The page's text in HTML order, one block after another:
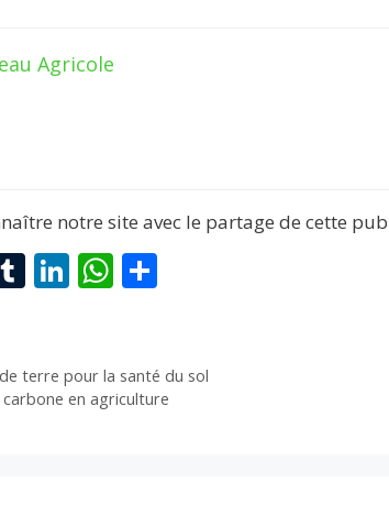
Agricole
notre site avec le partage de cette
T
u
bl
r
Li
n
e
dI
W
h
s
A
P
g
er
terre pour la santé du sol
en agriculture